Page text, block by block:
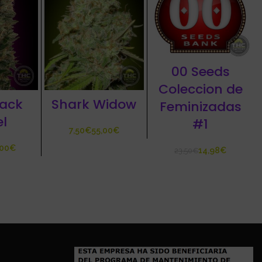
€
Shark Widow
€ €
00 Seeds
Coleccion de
Feminizadas
#1
€14,98€